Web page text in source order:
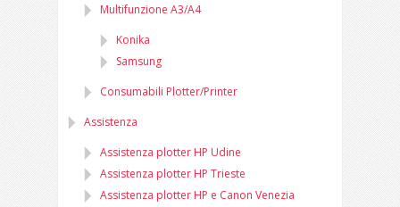
Multifunzione A3/A4
Konika
Samsung
Consumabili Plotter/Printer
Assistenza
Assistenza plotter HP Udine
Assistenza plotter HP Trieste
Assistenza plotter HP e Canon Venezia